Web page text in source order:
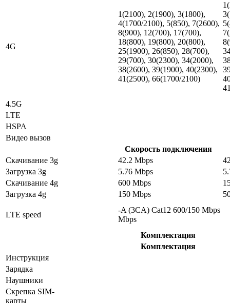
4G
1(2100), 2(1900), 3(1800),
4(1700/2100), 5(850), 7(2600),
8(900), 12(700), 17(700),
18(800), 19(800), 20(800),
25(1900), 26(850), 28(700),
29(700), 30(2300), 34(2000),
38(2600), 39(1900), 40(2300),
41(2500), 66(1700/2100)
4.5G
LTE
HSPA
Видео вызов
Скорость подключения
Скачивание 3g
42.2 Mbps
Загрузка 3g
5.76 Mbps
Скачивание 4g
600 Mbps
Загрузка 4g
150 Mbps
LTE speed
-A (3CA) Cat12 600/150 Mbps
Mbps
Комплектация
Комплектация
Инструкция
Зарядка
Наушники
Скрепка SIM-
карты